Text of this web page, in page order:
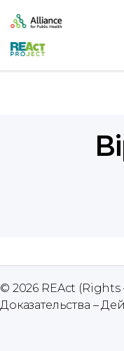
© 2026 REAct (Rights
Доказательства –